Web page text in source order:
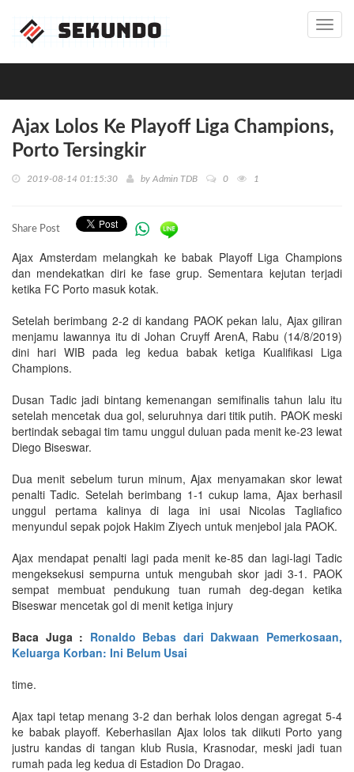
Ajax Lolos Ke Playoff Liga Champions,
Porto Tersingkir
2019-08-14 01:15:30 by Admin TDB 0 1
Share Post
Ajax Amsterdam melangkah ke babak Playoff Liga Champions
dan mendekatkan diri ke fase grup. Sementara kejutan terjadi
ketika FC Porto masuk kotak.
Setelah berimbang 2-2 di kandang PAOK pekan lalu, Ajax giliran
menjamu lawannya itu di Johan Cruyff ArenA, Rabu (14/8/2019)
dini hari WIB pada leg kedua babak ketiga Kualifikasi Liga
Champions.
Dusan Tadic jadi bintang kemenangan semifinalis tahun lalu itu
setelah mencetak dua gol, seluruhnya dari titik putih. PAOK meski
bertindak sebagai tim tamu unggul duluan pada menit ke-23 lewat
Diego Biseswar.
Dua menit sebelum turun minum, Ajax menyamakan skor lewat
penalti Tadic. Setelah berimbang 1-1 cukup lama, Ajax berhasil
unggul pertama kalinya di laga ini usai Nicolas Tagliafico
menyundul sepak pojok Hakim Ziyech untuk menjebol jala PAOK.
Ajax mendapat penalti lagi pada menit ke-85 dan lagi-lagi Tadic
mengeksekusi sempurna untuk mengubah skor jadi 3-1. PAOK
sempat membuat pendukung tuan rumah deg-degan ketika
Biseswar mencetak gol di menit ketiga injury
Baca Juga : Ronaldo Bebas dari Dakwaan Pemerkosaan,
Keluarga Korban: Ini Belum Usai
time.
Ajax tapi tetap menang 3-2 dan berhak lolos dengan agregat 5-4
ke babak playoff. Keberhasilan Ajax lolos tak diikuti Porto yang
justru kandas di tangan klub Rusia, Krasnodar, meski jadi tuan
rumah pada leg kedua di Estadion Do Dragao.